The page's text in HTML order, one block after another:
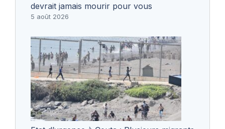
devrait jamais mourir pour vous
5 août 2026